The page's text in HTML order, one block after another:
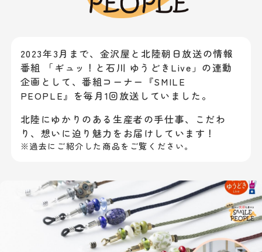
2023年3月まで、金沢屋と北陸朝日放送の情報
番組 「ギュッ！と石川 ゆうどきLive」の連動
企画として、番組コーナー『SMILE
PEOPLE』を毎月1回放送していました。
北陸にゆかりのある生産者の手仕事、こだわ
り、想いに迫り魅力をお届けしています！
※過去にご紹介した商品をご覧ください。